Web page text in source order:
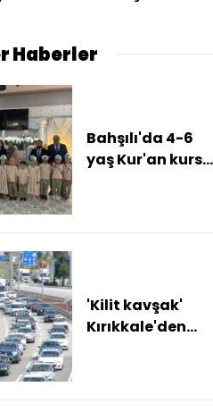
çelişmiyor
Haberler
Bahşılı'da 4-6
yaş Kur'an kursu
'Kilit kavşak'
Kırıkkale'den